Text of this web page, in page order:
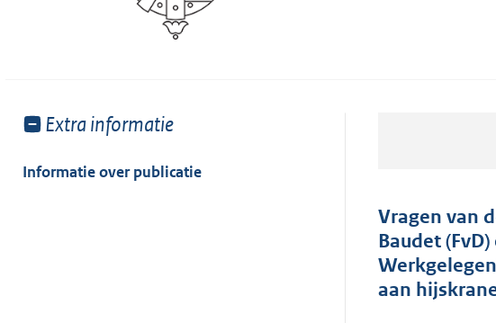
Toon
van:
Extra informatie
Informatie over publicatie
Vragen van
Baudet
aan